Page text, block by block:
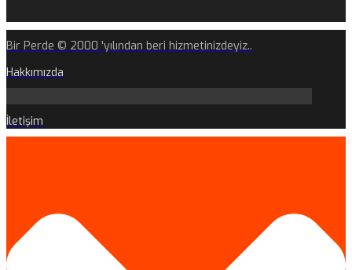
Bir Perde © 2000 'yılından beri hizmetinizdeyiz..
Hakkımızda
İletişim